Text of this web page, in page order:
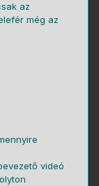
az
még az
videó